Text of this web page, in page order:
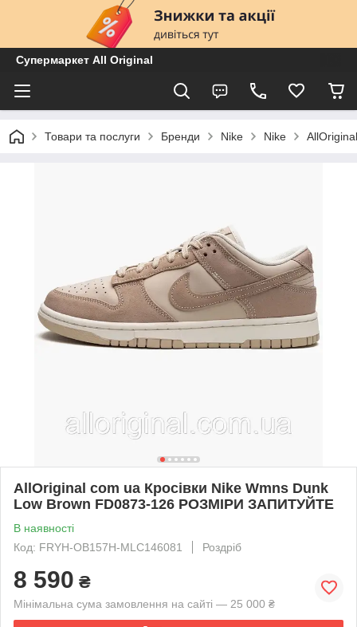
Супермаркет All Original
Товари та послуги Бренди Nike Nike
AllOriginal com ua Кросівки Nike Wmns Dunk
Low Brown FD0873-126 РОЗМІРИ ЗАПИТУЙТЕ
В наявності
Код: FRYH-OB157H-MLC146081
Роздріб
8 590 ₴
Мінімальна сума замовлення на сайті — 25 000 ₴